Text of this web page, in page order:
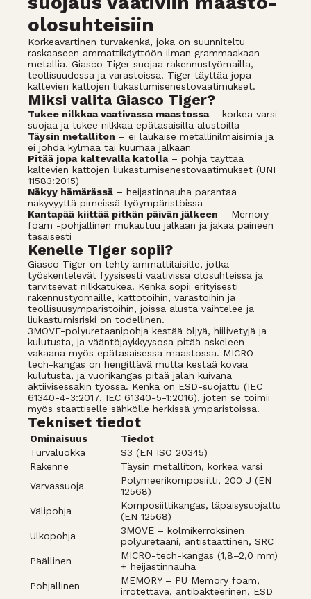
olosuhteisiin
Korkeavartinen turvakenkä, joka on suunniteltu
raskaaseen ammattikäyttöön ilman grammaakaan
metallia. Giasco Tiger suojaa rakennustyömailla,
teollisuudessa ja varastoissa. Tiger täyttää jopa
kaltevien kattojen liukastumisenestovaatimukset.
Miksi valita Giasco Tiger?
Tukee nilkkaa vaativassa maastossa– korkea varsi
suojaa ja tukee nilkkaa epätasaisilla alustoilla
Täysin metalliton – ei laukaise metallinilmaisimia ja
ei johda kylmää tai kuumaa jalkaan
Pitää jopa kaltevalla katolla– pohja täyttää
kaltevien kattojen liukastumisenestovaatimukset (UNI
11583:2015)
Näkyy hämärässä – heijastinnauha parantaa
näkyvyyttä pimeissä työympäristöissä
Kantapää kiittää pitkän päivän jälkeen – Memory
foam -pohjallinen mukautuu jalkaan ja jakaa paineen
tasaisesti
Kenelle Tiger sopii?
Giasco Tiger on tehty ammattilaisille, jotka
työskentelevät fyysisesti vaativissa olosuhteissa ja
tarvitsevat nilkkatukea. Kenkä sopii erityisesti
rakennustyömaille, kattotöihin, varastoihin ja
teollisuusympäristöihin, joissa alusta vaihtelee ja
liukastumisriski on todellinen.
3MOVE-polyuretaanipohja kestää öljyä, hiilivetyjä ja
kulutusta, ja vääntöjäykkyysosa pitää askeleen
vakaana myös epätasaisessa maastossa. MICRO-
tech-kangas on hengittävä mutta kestää kovaa
kulutusta, ja vuorikangas pitää jalan kuivana
aktiivisessakin työssä. Kenkä on ESD-suojattu (IEC
61340-4-3:2017, IEC 61340-5-1:2016), joten se toimii
myös staattiselle sähkölle herkissä ympäristöissä.
Tekniset tiedot
Ominaisuus
Tiedot
Turvaluokka
S3 (EN ISO 20345)
Rakenne
Täysin metalliton, korkea varsi
Varvassuoja
Polymeerikomposiitti, 200 J (EN
12568)
Välipohja
Komposiittikangas, läpäisysuojattu
(EN 12568)
Ulkopohja
3MOVE – kolmikerroksinen
polyuretaani, antistaattinen, SRC
Päällinen
MICRO-tech-kangas (1,8–2,0 mm)
+ heijastinnauha
Pohjallinen
MEMORY – PU Memory foam,
irrotettava, antibakteerinen, ESD